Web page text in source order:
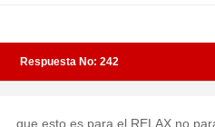
Respuesta No: 242
que esto es para el RELAX no